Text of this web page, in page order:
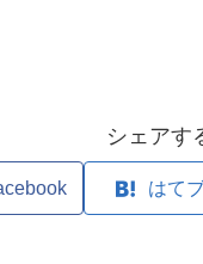
シェアす
はて